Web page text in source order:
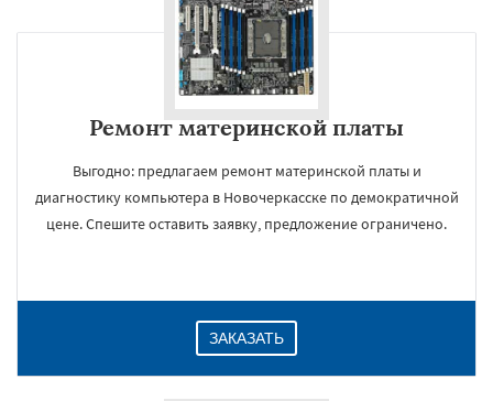
Ремонт материнской платы
Выгодно: предлагаем ремонт материнской платы и
диагностику компьютера в Новочеркасске по демократичной
цене. Спешите оставить заявку, предложение ограничено.
ЗАКАЗАТЬ